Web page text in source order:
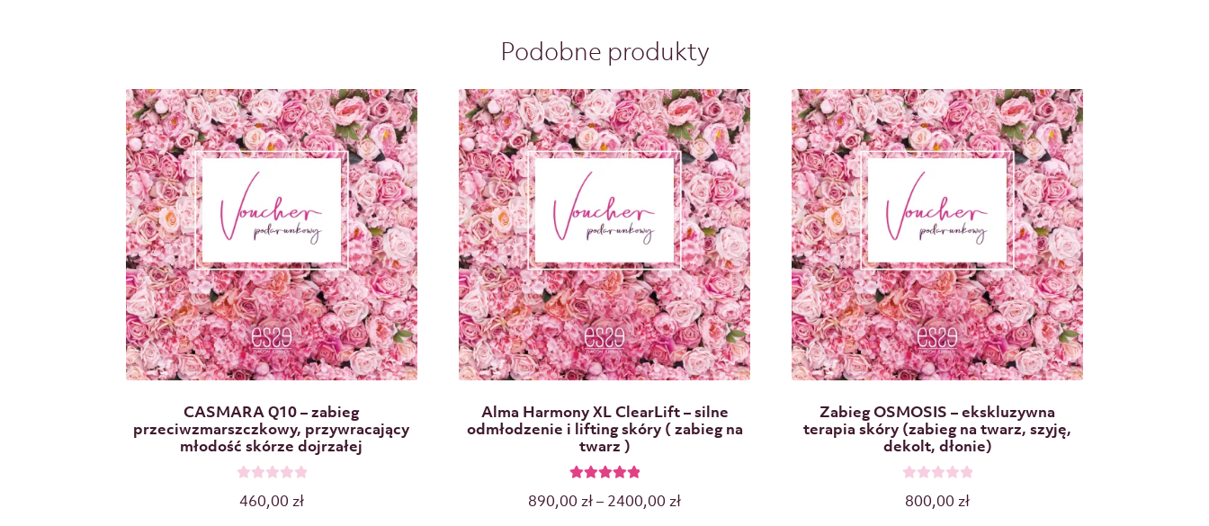
Podobne produkty
CASMARA Q10 – zabieg
przeciwzmarszczkowy, przywracający
młodość skórze dojrzałej
460,00 zł
Alma Harmony XL ClearLift – silne
odmłodzenie i lifting skóry ( zabieg na
twarz )
890,00 zł– 2400,00 zł
Zabieg OSMOSIS – ekskluzywna
terapia skóry (zabieg na twarz, szyję,
dekolt, dłonie)
800,00zł